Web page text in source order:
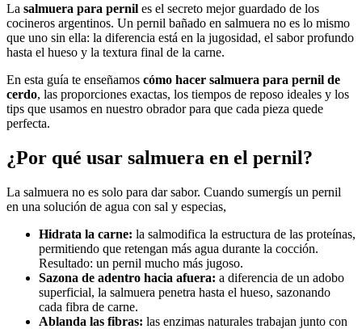
La salmuera para pernil es el secreto mejor guardado de los
cocineros argentinos. Un pernil bañado en salmuera no es lo mismo
que uno sin ella: la diferencia está en la jugosidad, el sabor profundo
hasta el hueso y la textura final de la carne.
En esta guía te enseñamos cómo hacer salmuera para pernil de
cerdo, las proporciones exactas, los tiempos de reposo ideales y los
tips que usamos en nuestro obrador para que cada pieza quede
perfecta.
¿Por qué usar salmuera en el pernil?
La salmuera no es solo para dar sabor. Cuando sumergís un pernil
en una solución de agua con sal y especias,
Hidrata la carne: la salmodifica la estructura de las proteínas,
permitiendo que retengan más agua durante la cocción.
Resultado: un pernil mucho más jugoso.
Sazona de adentro hacia afuera: a diferencia de un adobo
superficial, la salmuera penetra hasta el hueso, sazonando
cada fibra de carne.
Ablanda las fibras: las enzimas naturales trabajan junto con